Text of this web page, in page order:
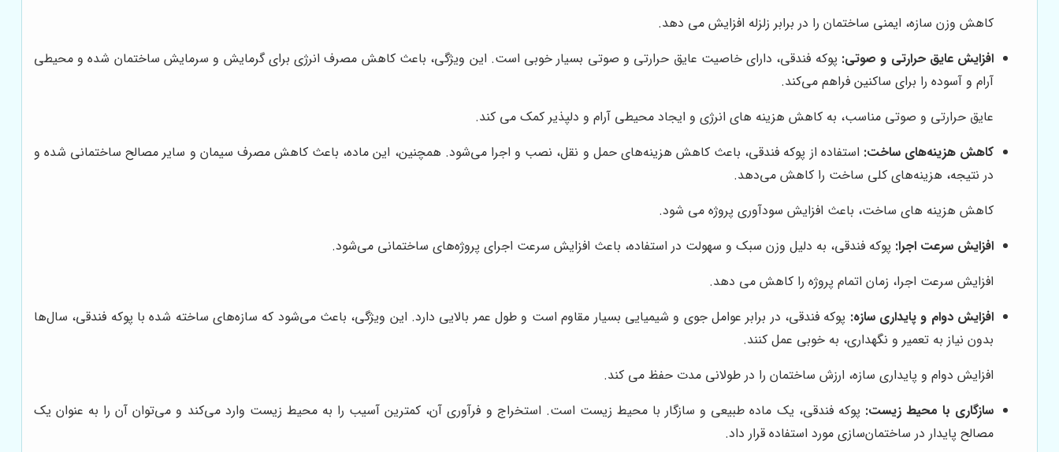
کاهش وزن سازه، ایمنی ساختمان را در برابر زلزله افزایش می دهد.
افزایش عایق حرارتی و صوتی: پوکه فندقی، دارای خاصیت عایق حرارتی و صوتی بسیار خوبی است. این ویژگی، باعث کاهش مصرف انرژی برای گرمایش و سرمایش ساختمان شده و محیطی
آرام و آسوده را برای ساکنین فراهم می‌کند.
عایق حرارتی و صوتی مناسب، به کاهش هزینه های انرژی و ایجاد محیطی آرام و دلپذیر کمک می کند.
کاهش هزینه‌های ساخت: استفاده از پوکه فندقی، باعث کاهش هزینه‌های حمل و نقل، نصب و اجرا می‌شود. همچنین، این ماده، باعث کاهش مصرف سیمان و سایر مصالح ساختمانی شده و
در نتیجه، هزینه‌های کلی ساخت را کاهش می‌دهد.
کاهش هزینه های ساخت، باعث افزایش سودآوری پروژه می شود.
افزایش سرعت اجرا: پوکه فندقی، به دلیل وزن سبک و سهولت در استفاده، باعث افزایش سرعت اجرای پروژه‌های ساختمانی می‌شود.
افزایش سرعت اجرا، زمان اتمام پروژه را کاهش می دهد.
افزایش دوام و پایداری سازه: پوکه فندقی، در برابر عوامل جوی و شیمیایی بسیار مقاوم است و طول عمر بالایی دارد. این ویژگی، باعث می‌شود که سازه‌های ساخته شده با پوکه فندقی، سال‌ها
بدون نیاز به تعمیر و نگهداری، به خوبی عمل کنند.
افزایش دوام و پایداری سازه، ارزش ساختمان را در طولانی مدت حفظ می کند.
سازگاری با محیط زیست: پوکه فندقی، یک ماده طبیعی و سازگار با محیط زیست است. استخراج و فرآوری آن، کمترین آسیب را به محیط زیست وارد می‌کند و می‌توان آن را به عنوان یک
مصالح پایدار در ساختمان‌سازی مورد استفاده قرار داد.